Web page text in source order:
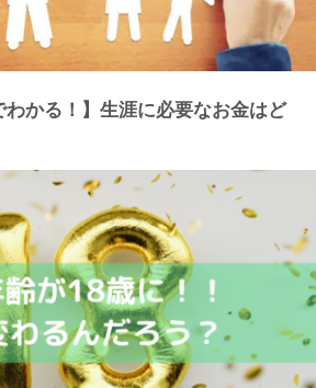
わかる！】生涯に必要なお金はど